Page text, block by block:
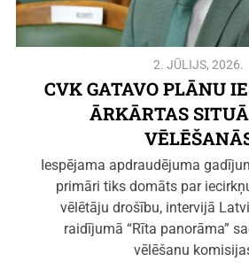
2. JŪLIJS, 2026.
CVK GATAVO PLĀNU
ĀRKĀRTAS
Iespējama apdraudējuma
primāri tiks domāts par
vēlētāju drošību, intervijā
raidījumā “Rīta panorāma”
vēlēšanu